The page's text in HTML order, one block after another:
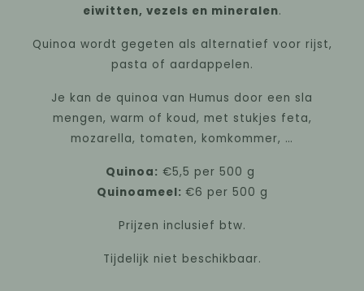
eiwitten, vezels en mineralen.
Quinoa wordt gegeten als alternatief voor rijst,
pasta of aardappelen.
Je kan de quinoa van Humus door een sla
mengen, warm of koud, met stukjes feta,
mozarella, tomaten, komkommer, …
Quinoa: €5,5 per 500 g
Quinoameel: €6 per 500 g
Prijzen inclusief btw.
Tijdelijk niet beschikbaar.